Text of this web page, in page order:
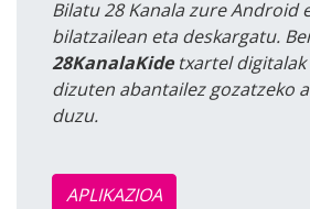
Bilatu 28 Kanala zure Android
bilatzailean eta deskargatu.
28KanalaKidetxartel digitalak
dizuten abantailez gozatzeko
duzu.
APLIKAZIOA